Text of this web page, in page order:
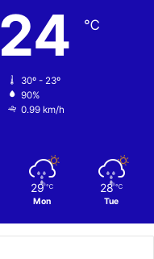
24 ℃
30º - 23º
90%
0.99 km/h
29 ℃
Mon
28 ℃
Tue